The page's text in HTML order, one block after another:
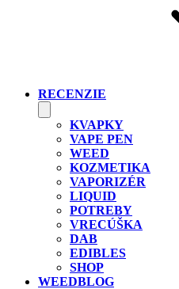
RECENZIE
KVAPKY
VAPE PEN
WEED
KOZMETIKA
VAPORIZÉR
LIQUID
POTREBY
VRECÚŠKA
DAB
EDIBLES
SHOP
WEEDBLOG